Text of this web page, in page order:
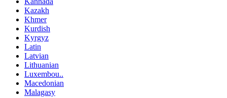
Kazakh
Khmer
Kurdish
Kyrgyz
Latin
Latvian
Lithuanian
Luxembou..
Macedonian
Malagasy